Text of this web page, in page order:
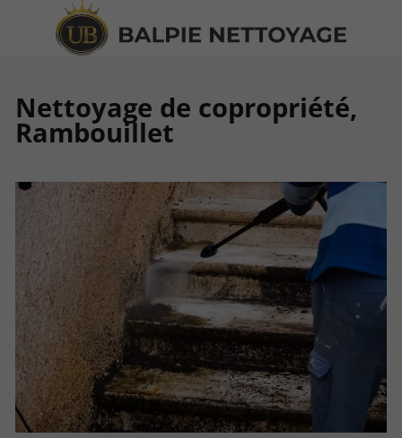
Nettoyage de copropriété,
Rambouillet